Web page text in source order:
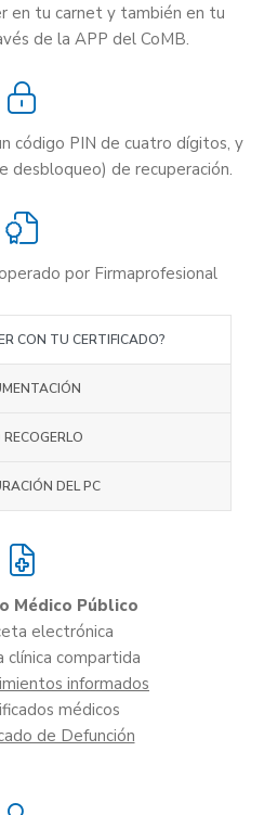
en tu carnet y también en tu
de la APP del CoMB.
código PIN de cuatro dígitos, y
desbloqueo) de recuperación.
por Firmaprofesional
CON TU CERTIFICADO?
DEL PC
Médico Público
electrónica
clínica compartida
informados
médicos
de Defunción